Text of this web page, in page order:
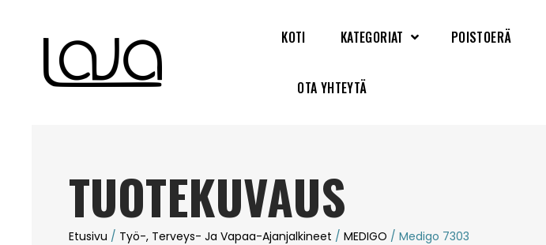
KOTI KATEGORIAT POISTOERÄ
OTA YHTEYTÄ
TUOTEKUVAUS
Etusivu / Työ-, Terveys- Ja Vapaa-Ajanjalkineet / MEDIGO / Medigo 7303